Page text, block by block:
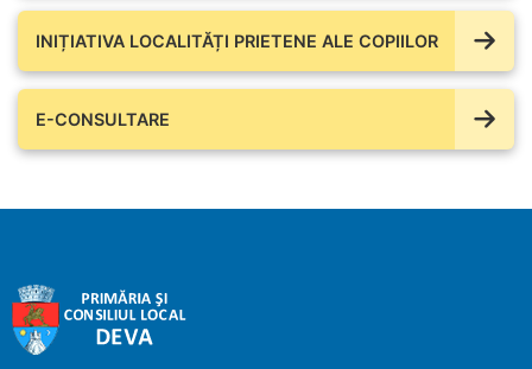
INIȚIATIVA LOCALITĂȚI PRIETENE ALE COPIILOR
E-CONSULTARE